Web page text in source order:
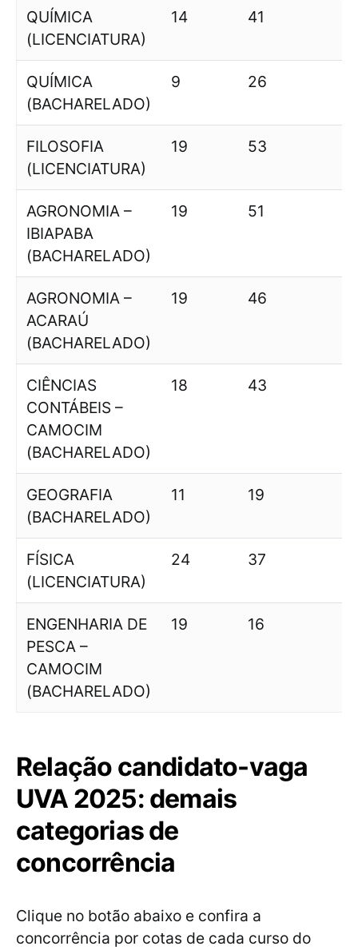
QUÍMICA
(LICENCIATURA)
14 41
QUÍMICA
(BACHARELADO)
9 26
FILOSOFIA
(LICENCIATURA)
19 53
AGRONOMIA –
IBIAPABA
(BACHARELADO)
19 51
AGRONOMIA –
ACARAÚ
(BACHARELADO)
19 46
CIÊNCIAS
CONTÁBEIS –
CAMOCIM
(BACHARELADO)
18 43
GEOGRAFIA
(BACHARELADO)
11 19
FÍSICA
(LICENCIATURA)
24 37
ENGENHARIA DE
PESCA –
CAMOCIM
(BACHARELADO)
19 16
Relação candidato-vaga
UVA 2025: demais
categorias de
concorrência
Clique no botão abaixo e confira a
concorrência por cotas de cada curso do